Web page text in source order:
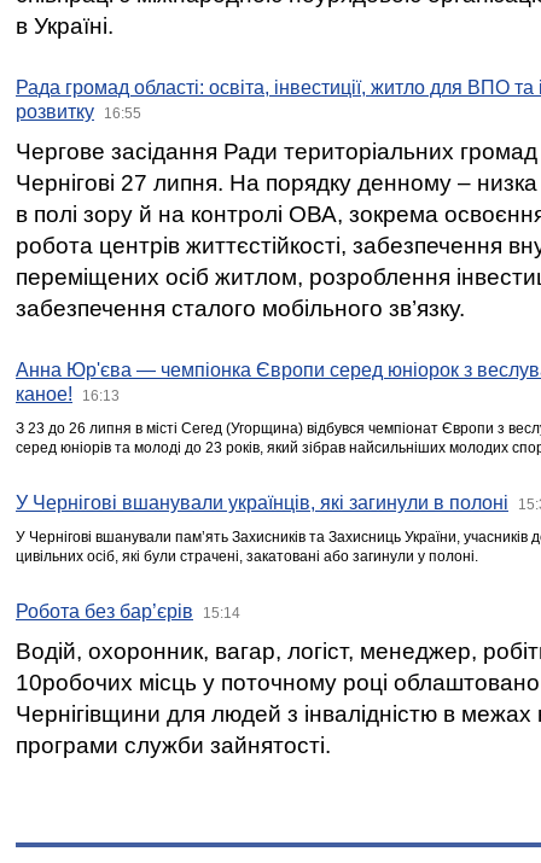
в Україні.
Рада громад області: освіта, інвестиції, житло для ВПО
розвитку
16:55
Чергове засідання Ради територіальних громад
Чернігові 27 липня. На порядку денному –
в полі зору й на контролі ОВА, зокрема освоєння
робота центрів життєстійкості, забезпечення
переміщених осіб житлом, розроблення
забезпечення сталого мобільного зв’язку.
Анна Юр'єва — чемпіонка Європи серед юніорок з
каное!
16:13
З 23 до 26 липня в місті Сегед (Угорщина) відбувся чемпіонат Європи з
серед юніорів та молоді до 23 років, який зібрав найсильніших молодих
У Чернігові вшанували українців, які загинули в полоні
У Чернігові вшанували пам’ять Захисників та Захисниць України,
цивільних осіб, які були страчені, закатовані або загинули у полоні.
Робота без бар’єрів 15:14
Водій, охоронник, вагар, логіст, менеджер,
10робочих місць у поточному році
Чернігівщини для людей з інвалідністю в межах
програми служби зайнятості.